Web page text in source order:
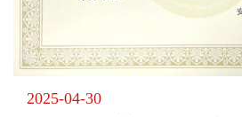
2025-04-30